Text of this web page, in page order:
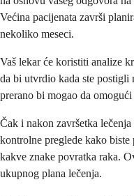
Većina pacijenata završi
nekoliko meseci.
Vaš lekar će koristiti analize
da bi utvrdio kada ste postigli
prerano bi mogao da
Čak i nakon završetka
kontrolne preglede kako
kakve znake povratka raka.
ukupnog plana lečenja.